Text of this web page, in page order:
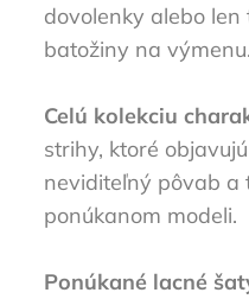
dovolenky alebo
batožiny na výmenu.
Celú kolekciu
strihy, ktoré
neviditeľný pôvab a
ponúkanom modeli.
Ponúkané lacné